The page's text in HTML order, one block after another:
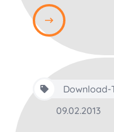
Download-
09.02.2013